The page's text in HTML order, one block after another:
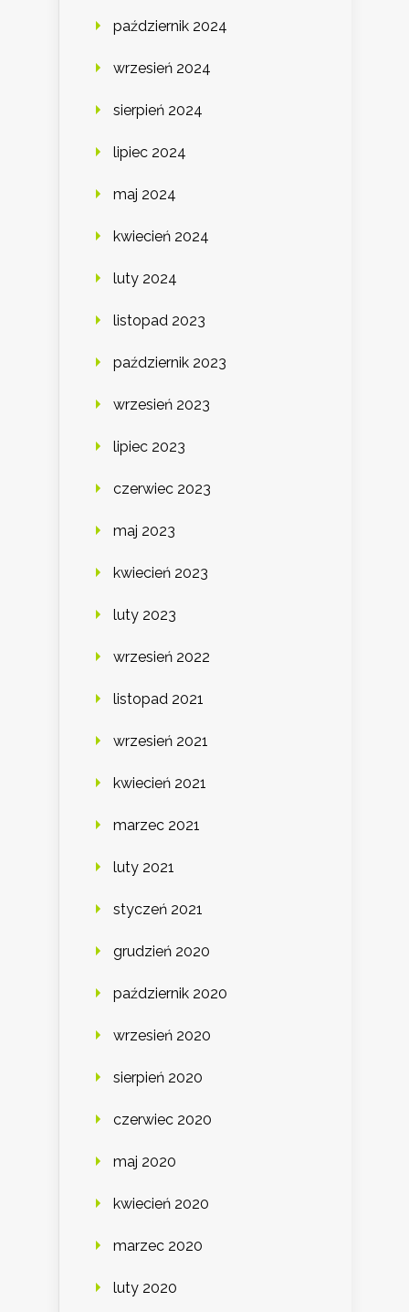
październik 2024
wrzesień 2024
sierpień 2024
lipiec 2024
maj 2024
kwiecień 2024
luty 2024
listopad 2023
październik 2023
wrzesień 2023
lipiec 2023
czerwiec 2023
maj 2023
kwiecień 2023
luty 2023
wrzesień 2022
listopad 2021
wrzesień 2021
kwiecień 2021
marzec 2021
luty 2021
styczeń 2021
grudzień 2020
październik 2020
wrzesień 2020
sierpień 2020
czerwiec 2020
maj 2020
kwiecień 2020
marzec 2020
luty 2020